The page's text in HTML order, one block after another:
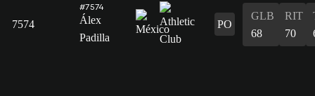
7574
#7574
Álex
Padilla
PO
GLB
68
RIT
70